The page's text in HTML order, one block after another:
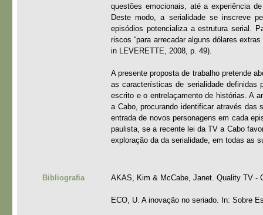
questões emocionais, até a experiência
Deste modo, a serialidade se inscreve
episódios potencializa a estrutura serial.
riscos “para arrecadar alguns dólares
in LEVERETTE, 2008, p. 49).
A presente proposta de trabalho pretende
as características de serialidade definidas
escrito e o entrelaçamento de histórias. A
a Cabo, procurando identificar através das
entrada de novos personagens em cada
paulista, se a recente lei da TV a Cabo
exploração da da serialidade, em todas as
Bibliografia AKAS, Kim & McCabe, Janet. Quality TV -
ECO, U. A inovação no seriado. In: Sobre